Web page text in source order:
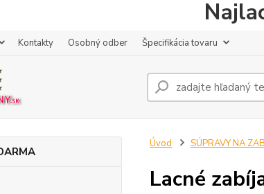
Kontakty Osobný odber Špecifikácia tovaru
Úvod SÚPRAVY NA
Lacné